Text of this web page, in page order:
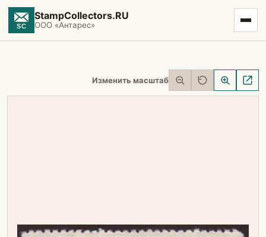
StampCollectors.RU
ООО «Антарес»
Изменить масштаб